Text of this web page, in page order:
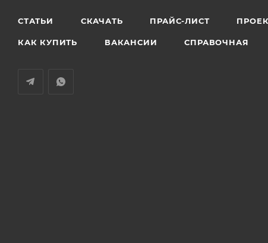
СТАТЬИ СКАЧАТЬ ПРАЙС-ЛИСТ
КАК КУПИТЬ ВАКАНСИИ СПРАВОЧНАЯ